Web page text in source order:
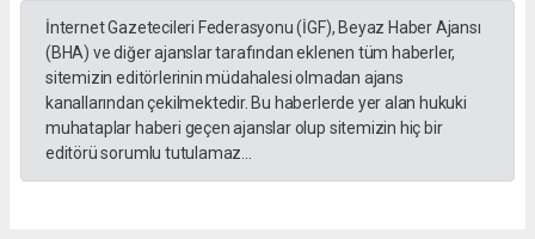
İnternet Gazetecileri Federasyonu (İGF), Beyaz Haber Ajansı
(BHA) ve diğer ajanslar tarafından eklenen tüm haberler,
sitemizin editörlerinin müdahalesi olmadan ajans
kanallarından çekilmektedir. Bu haberlerde yer alan hukuki
muhataplar haberi geçen ajanslar olup sitemizin hiç bir
editörü sorumlu tutulamaz...